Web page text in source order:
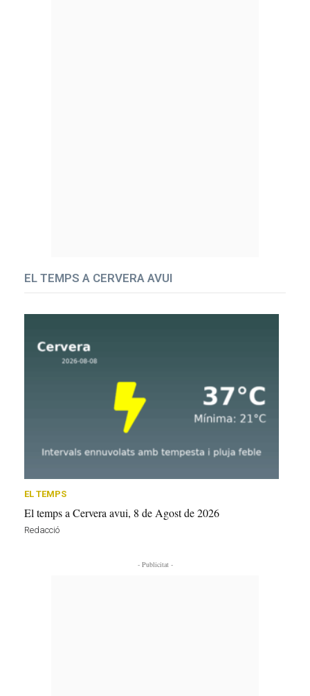
EL TEMPS A CERVERA AVUI
EL TEMPS
El temps a Cervera avui, 8 de Agost de 2026
Redacció
- Publicitat -